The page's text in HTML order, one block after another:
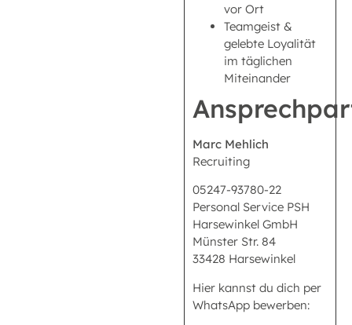
vor Ort
Teamgeist &
gelebte Loyalität
im täglichen
Miteinander
Marc Mehlich
Recruiting
05247-93780-22
Personal Service PSH
Harsewinkel GmbH
Münster Str. 84
33428 Harsewinkel
Hier kannst du dich per
WhatsApp bewerben: